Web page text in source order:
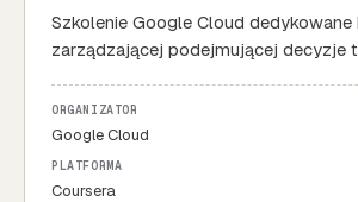
Szkolenie Google Cloud dedykowane
zarządzającej podejmującej decyzje
ORGANIZATOR
Google Cloud
PLATFORMA
Coursera